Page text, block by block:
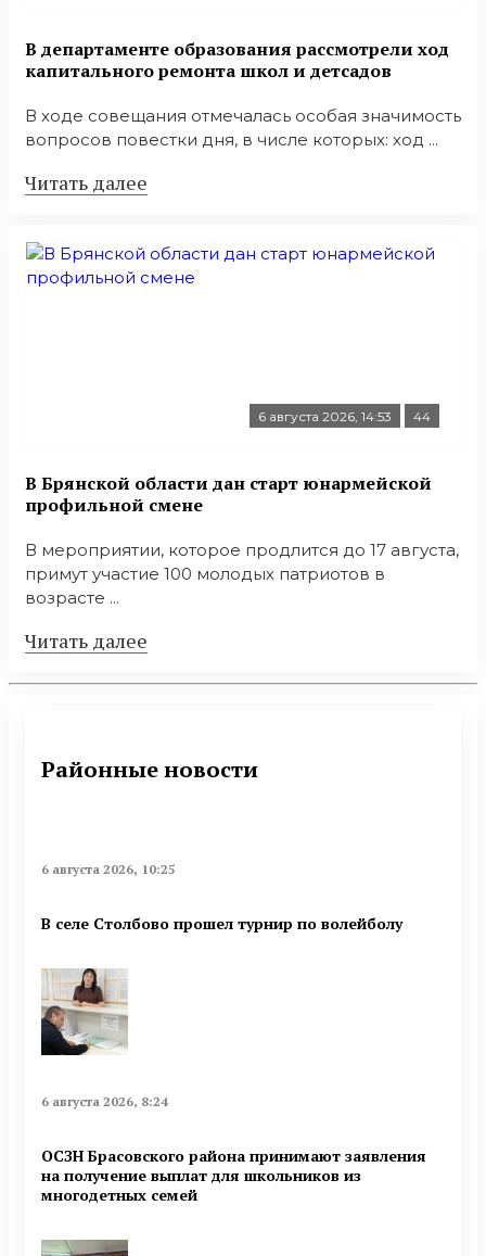
В департаменте образования рассмотрели ход
капитального ремонта школ и детсадов
В ходе совещания отмечалась особая значимость
вопросов повестки дня, в числе которых: ход ...
Читать далее
6 августа 2026, 14:53 44
В Брянской области дан старт юнармейской
профильной смене
В мероприятии, которое продлится до 17 августа,
примут участие 100 молодых патриотов в
возрасте ...
Читать далее
Районные новости
6 августа 2026, 10:25
В селе Столбово прошел турнир по волейболу
6 августа 2026, 8:24
ОСЗН Брасовского района принимают заявления
на получение выплат для школьников из
многодетных семей